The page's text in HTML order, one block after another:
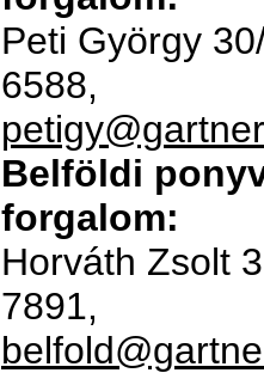
Peti György
6588,
Belföldi
forgalom:
Horváth Zsolt
7891,